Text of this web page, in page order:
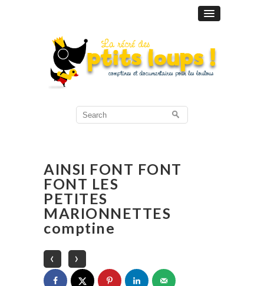
Search
for:
AINSI FONT FONT
FONT LES
PETITES
MARIONNETTES
comptine
‹
›